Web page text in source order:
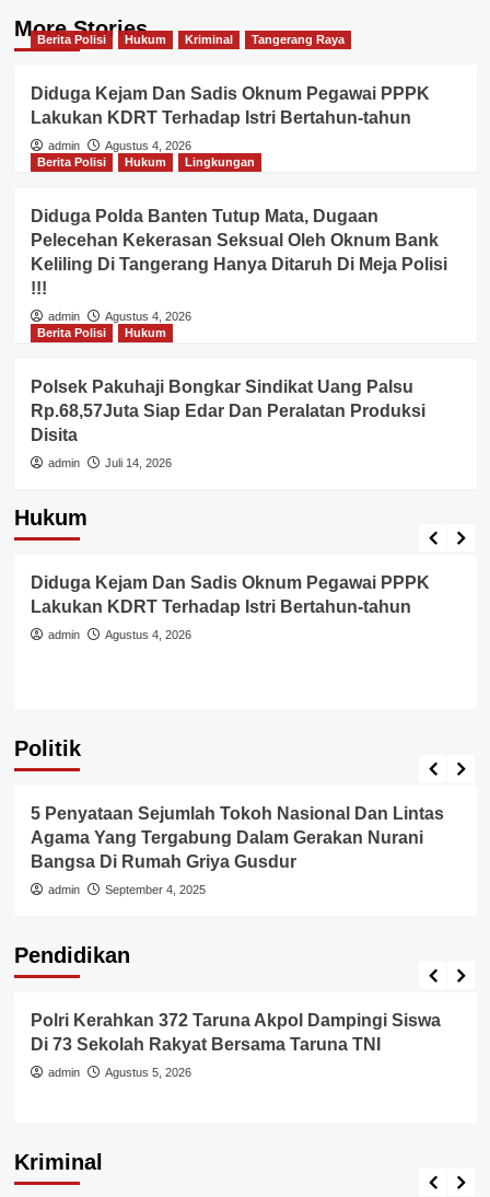
More Stories
Berita Polisi Hukum Kriminal Tangerang Raya
Diduga Kejam Dan Sadis Oknum Pegawai PPPK
Lakukan KDRT Terhadap Istri Bertahun-tahun
admin
Agustus 4, 2026
Berita Polisi
Hukum Lingkungan
Diduga Polda Banten Tutup Mata, Dugaan
Pelecehan Kekerasan Seksual Oleh Oknum Bank
Keliling Di Tangerang Hanya Ditaruh Di Meja Polisi
!!!
admin
Agustus 4, 2026
Berita Polisi
Hukum
Polsek Pakuhaji Bongkar Sindikat Uang Palsu
Rp.68,57Juta Siap Edar Dan Peralatan Produksi
Disita
admin Juli 14, 2026
Hukum
Berita Polisi
Diduga Kejam Dan Sadis Oknum Pegawai PPPK
Lakukan KDRT Terhadap Istri Bertahun-tahun
admin Agustus 4, 2026
Politik
Politik
5 Penyataan Sejumlah Tokoh Nasional Dan Lintas
Agama Yang Tergabung Dalam Gerakan Nurani
Bangsa Di Rumah Griya Gusdur
admin September 4, 2025
Pendidikan
Pendidikan
Polri Kerahkan 372 Taruna Akpol Dampingi Siswa
Di 73 Sekolah Rakyat Bersama Taruna TNI
admin Agustus 5, 2026
Kriminal
Berita Polisi